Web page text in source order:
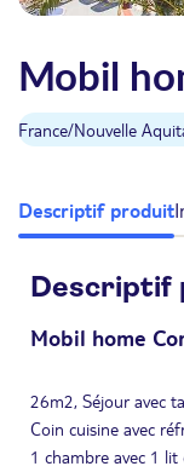
Mobil
France/Nouvelle
Descriptif produit
Descriptif
Mobil home
26m2, Séjour avec
Coin cuisine avec
1 chambre avec 1